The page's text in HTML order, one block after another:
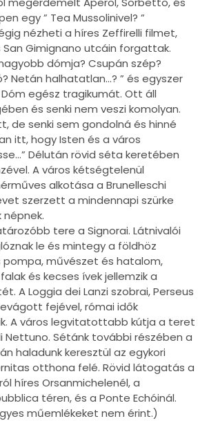
egy ” Tea Mussolinivel? ”
nézheti a híres Zeffirelli filmet,
San Gimignano utcáin forgattak.
dómja? Csupán szép?
Netán halhatatlan…? ” és egyszer
egész tragikumát. Ott áll
és senki nem veszi komolyan.
de senki sem gondolná és hinné
itt, hogy Isten és a város
Délután rövid séta keretében
A város kétségtelenül
alkotása a Brunelleschi
szerzett a mindennapi szürke
tere a Signorai. Látnivalói
le és mintegy a földhöz
pompa, művészet és hatalom,
és kecses ívek jellemzik a
A Loggia dei Lanzi szobrai, Perseus
fejével, római idők
A város legvitatottabb kútja a teret
Nettuno. Sétánk további részében a
haladunk keresztül az egykori
otthona felé. Rövid látogatás a
híres Orsanmichelenél, a
téren, és a Ponte Echóinál.
műemlékeket nem érint.)